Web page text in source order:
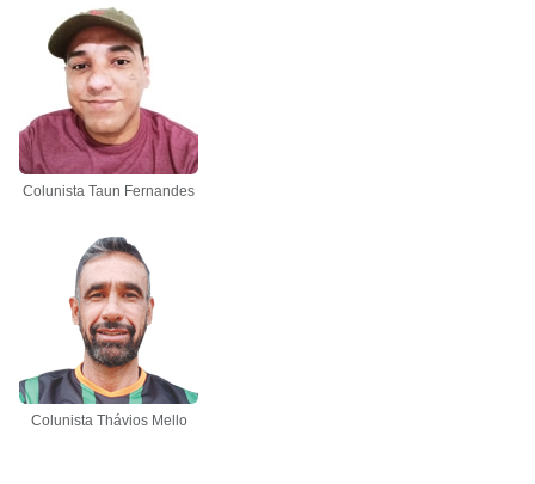
Colunista Taun Fernandes
Colunista Thávios Mello